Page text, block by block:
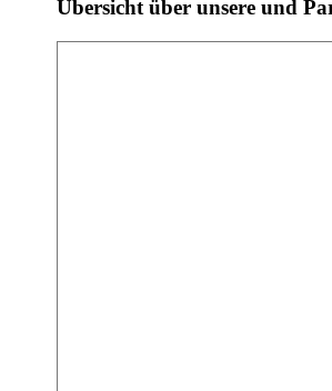
Übersicht über unsere und